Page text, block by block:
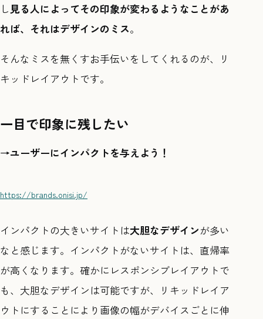
し 見る人によってその印象が変わるようなことがあ
れば、それはデザインのミス。
そんなミスを無くすお手伝いをしてくれるのが、リ
キッドレイアウトです。
一目で印象に残したい
→ユーザーにインパクトを与えよう！
https://brands.onisi.jp/
インパクトの大きいサイトは大胆なデザインが多い
なと感じます。インパクトがないサイトは、直帰率
が高くなります。確かにレスポンシブレイアウトで
も、大胆なデザインは可能ですが、リキッドレイア
ウトにすることにより画像の幅がデバイスごとに伸